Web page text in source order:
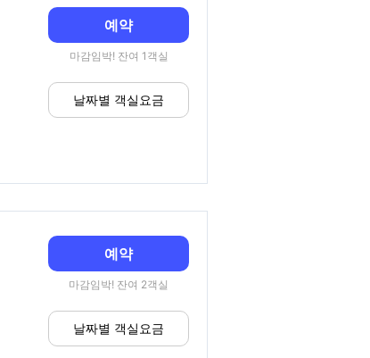
예약
마감임박! 잔여 1객실
날짜별 객실요금
예약
마감임박! 잔여 2객실
날짜별 객실요금